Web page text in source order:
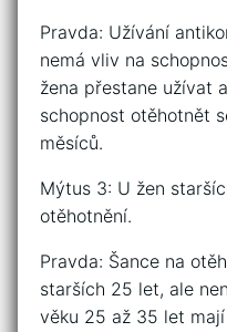
Pravda: Užívání
nemá vliv na
žena přestane užívat
schopnost otěhotnět
měsíců.
Mýtus 3: U žen
otěhotnění.
Pravda: Šance na
starších 25 let, ale
věku 25 až 35 let